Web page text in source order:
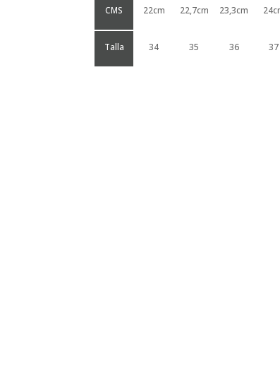
CMS
Talla
22cm
34
22,7cm
35
23,3cm
36 37